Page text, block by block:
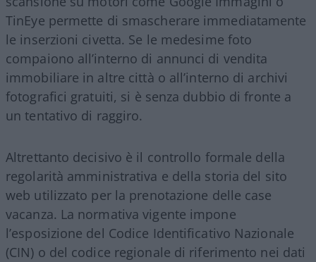
TinEye permette di smascherare immediatamente
le inserzioni civetta. Se le medesime foto
compaiono all’interno di annunci di vendita
immobiliare in altre città o all’interno di archivi
fotografici gratuiti, si è senza dubbio di fronte a
un tentativo di raggiro.
Altrettanto decisivo è il controllo formale della
regolarità amministrativa e della storia del sito
web utilizzato per la prenotazione delle case
vacanza. La normativa vigente impone
l’esposizione del Codice Identificativo Nazionale
(CIN) o del codice regionale di riferimento nei dati